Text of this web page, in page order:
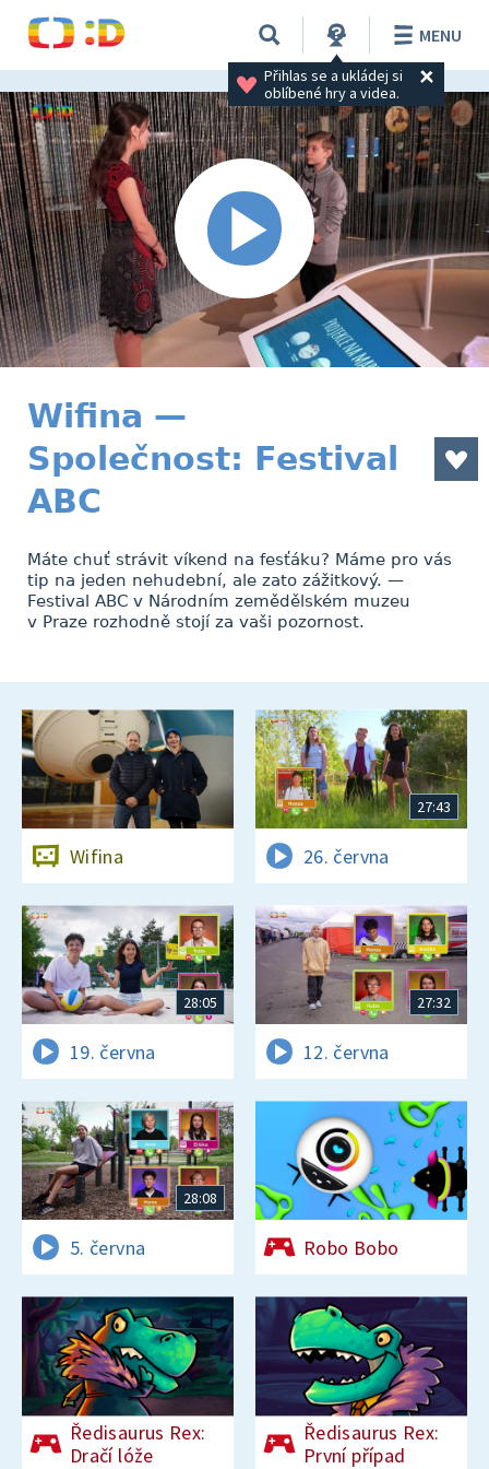
Přihlas se a ukládej si
oblíbené hry a videa.
MENU
Wifina —
Společnost: Festival
ABC
Máte chuť strávit víkend na fesťáku? Máme pro vás
tip na jeden nehudební, ale zato zážitkový. —
Festival ABC v Národním zemědělském muzeu
v Praze rozhodně stojí za vaši pozornost.
Wifina
27:43
26. června
28:05
19. června
27:32
12. června
28:08
5. června Robo Bobo
Ředisaurus Rex:
Dračí lóže
Ředisaurus Rex:
První případ